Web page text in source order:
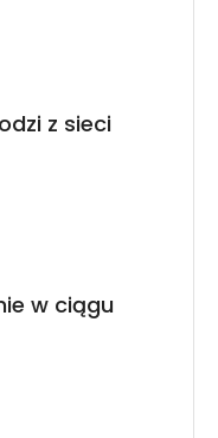
z sieci
w ciągu